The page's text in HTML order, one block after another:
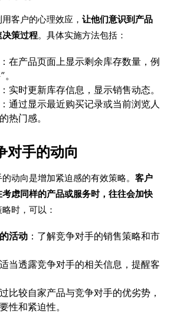
客户的心理效应，让他们意识到产品
决策过程。具体实施方法包括：
：在产品页面上显示剩余库存数量，例
：实时更新库存信息，显示销售动态。
：通过显示最近购买记录或当前浏览人
热门感。
对手的动向
动向是增加紧迫感的有效策略。客户
虑同样的产品或服务时，往往会加快
时，可以：
活动 ：了解竞争对手的销售策略和市
当透露竞争对手的相关信息，提醒客
过比较自家产品与竞争对手的优劣势，
性和紧迫性。